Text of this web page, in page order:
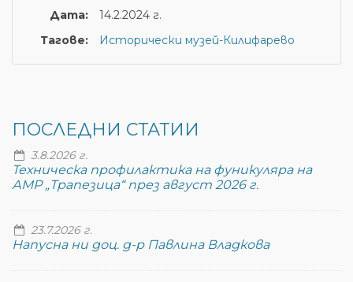
Дата:
14.2.2024 г.
Тагове:
Исторически музей-Килифарево
ПОСЛЕДНИ СТАТИИ
3.8.2026 г.
Техническа профилактика на фуникуляра на
АМР „Трапезица“ през август 2026 г.
23.7.2026 г.
Напусна ни доц. д-р Павлина Владкова